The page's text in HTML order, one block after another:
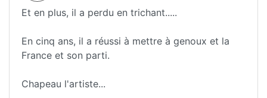
Et en plus, il a perdu en trichant.....
En cinq ans, il a réussi à mettre à genoux et la
France et son parti.
Chapeau l'artiste...